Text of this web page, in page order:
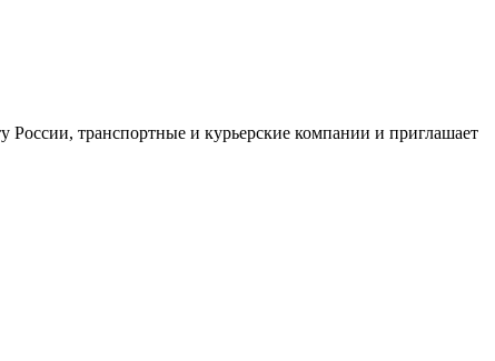
транспортные и курьерские компании и приглашает